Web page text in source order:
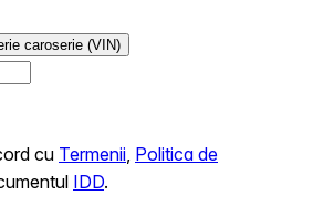
caroserie (VIN)
cu Termenii Politica de
IDD.